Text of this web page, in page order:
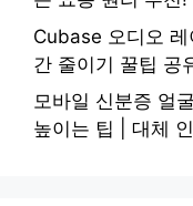
Cubase 오디오
간 줄이기 꿀팁 공
모바일 신분증 얼
높이는 팁 | 대체